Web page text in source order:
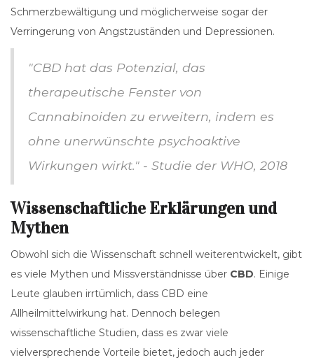
Schmerzbewältigung und möglicherweise sogar der
Verringerung von Angstzuständen und Depressionen.
"CBD hat das Potenzial, das
therapeutische Fenster von
Cannabinoiden zu erweitern, indem es
ohne unerwünschte psychoaktive
Wirkungen wirkt." - Studie der WHO, 2018
Wissenschaftliche Erklärungen und
Mythen
Obwohl sich die Wissenschaft schnell weiterentwickelt, gibt
es viele Mythen und Missverständnisse über CBD. Einige
Leute glauben irrtümlich, dass CBD eine
Allheilmittelwirkung hat. Dennoch belegen
wissenschaftliche Studien, dass es zwar viele
vielversprechende Vorteile bietet, jedoch auch jeder